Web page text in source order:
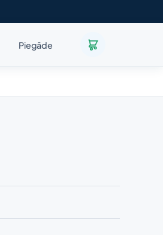
Piegāde